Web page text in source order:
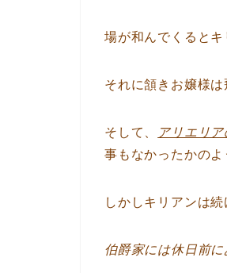
場が和んでくると
それに頷きお嬢様
そして、 アリエリ
事もなかったかのよ
しかしキリアンは続
伯爵家には休日前に